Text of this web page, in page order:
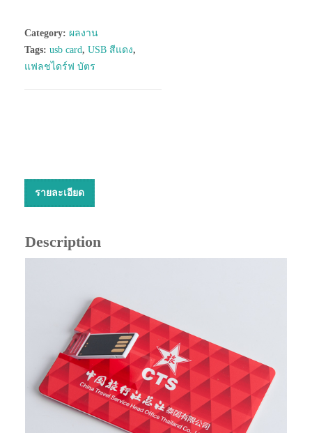
Category: ผลงาน
Tags: usb card, USB สีแดง,
แฟลชไดร์ฟ บัตร
รายละเอียด
Description